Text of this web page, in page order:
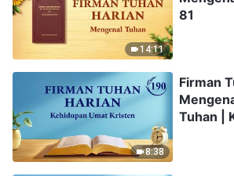
14:11
81
8:38
Firman
Tuhan |